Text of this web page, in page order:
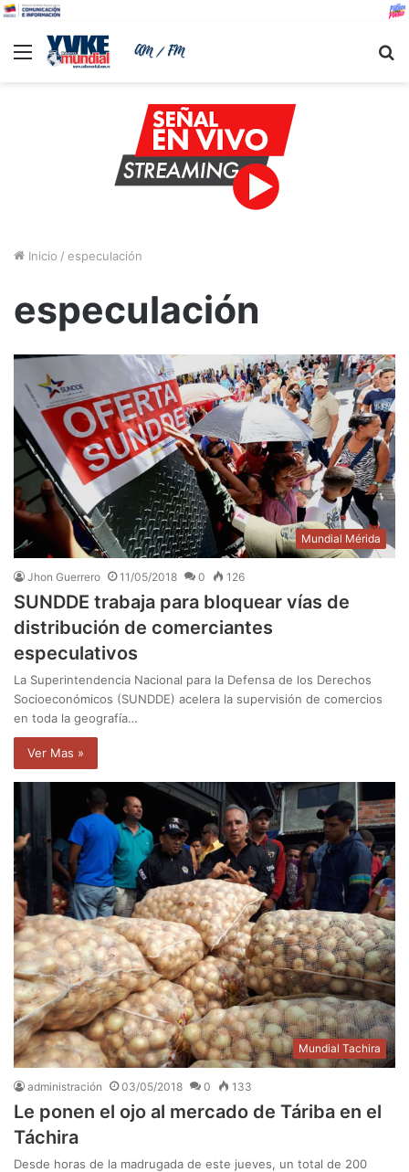
Menu
Inicio / especulación
especulación
Mundial Mérida
Jhon Guerrero 11/05/2018 0 126
SUNDDE trabaja para bloquear vías de
distribución de comerciantes
especulativos
La Superintendencia Nacional para la Defensa de los Derechos
Socioeconómicos (SUNDDE) acelera la supervisión de comercios
en toda la geografía…
Ver Mas »
Mundial Tachira
administración 03/05/2018 0 133
Le ponen el ojo al mercado de Táriba en el
Táchira
Desde horas de la madrugada de este jueves, un total de 200